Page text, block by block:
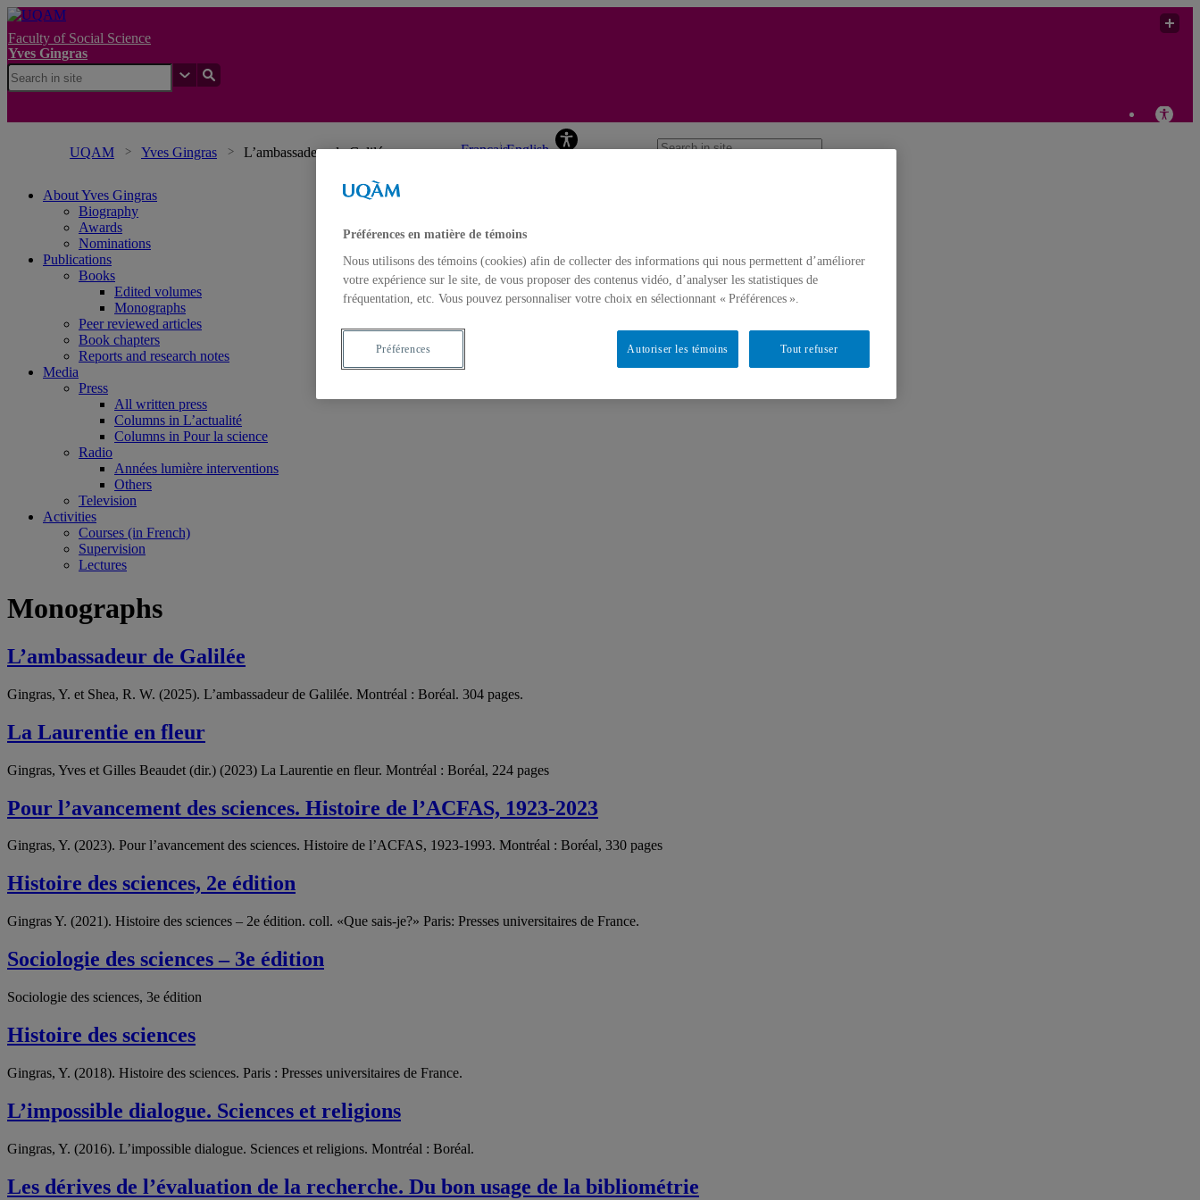
Faculty of Social Science
Yves Gingras
UQAM Yves Gingras L’ambassadeur de Galilée
FrançaisEnglish
About Yves Gingras
Biography
Awards
Nominations
Publications
Books
Edited volumes
Monographs
Peer reviewed articles
Book chapters
Reports and research notes
Media
Press
All written press
Columns in L’actualité
Columns in Pour la science
Radio
Années lumière interventions
Others
Television
Activities
Courses (in French)
Supervision
Lectures
Monographs
L’ambassadeur de Galilée
Gingras, Y. et Shea, R. W. (2025). L’ambassadeur de Galilée. Montréal : Boréal. 304 pages.
La Laurentie en fleur
Gingras, Yves et Gilles Beaudet (dir.) (2023) La Laurentie en fleur. Montréal : Boréal, 224 pages
Pour l’avancement des sciences. Histoire de l’ACFAS, 1923-2023
Gingras, Y. (2023). Pour l’avancement des sciences. Histoire de l’ACFAS, 1923-1993. Montréal : Boréal, 330 pages
Histoire des sciences, 2e édition
Gingras Y. (2021). Histoire des sciences – 2e édition. coll. «Que sais-je?» Paris: Presses universitaires de France.
Sociologie des sciences – 3e édition
Sociologie des sciences, 3e édition
Histoire des sciences
Gingras, Y. (2018). Histoire des sciences. Paris : Presses universitaires de France.
L’impossible dialogue. Sciences et religions
Gingras, Y. (2016). L’impossible dialogue. Sciences et religions. Montréal : Boréal.
Les dérives de l’évaluation de la recherche. Du bon usage de la bibliométrie
Préférences en matière de témoins
Nous utilisons des témoins (cookies) afin de collecter des informations qui nous permettent d’améliorer
votre expérience sur le site, de vous proposer des contenus vidéo, d’analyser les statistiques de
fréquentation, etc. Vous pouvez personnaliser votre choix en sélectionnant « Préférences ».
Tout refuser
Autoriser les témoins
Préférences